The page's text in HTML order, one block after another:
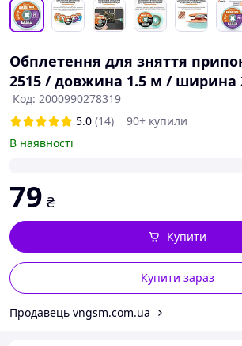
Обплетення для зняття
2515 / довжина 1.5 м / ширина
Код: 2000990278319
5.0 (14)
90+ купили
В наявності
79 ₴
Купити зараз
Купити
Продавець vngsm.com.ua